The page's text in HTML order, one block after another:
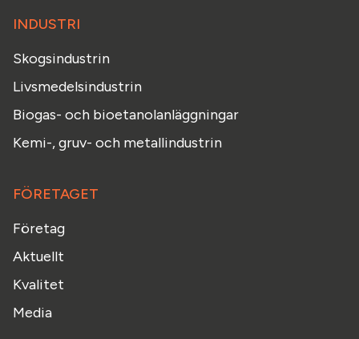
INDUSTRI
Skogsindustrin
Livsmedelsindustrin
Biogas- och bioetanolanläggningar
Kemi-, gruv- och metallindustrin
FÖRETAGET
Företag
Aktuellt
Kvalitet
Media